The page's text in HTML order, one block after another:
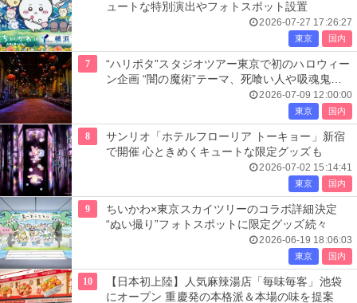
ュートな特別演出やフォトスポット設置
2026-07-27 17:26:27
東京 国内
7
“ハリポタ”スタジオツアー東京で初のハロウィー
ン企画 “闇の魔術”テーマ、死喰い人や吸魂鬼も
2026-07-09 12:00:00
東京 国内
8
サンリオ「ホテルフローリア トーキョー」新宿
で開催 心ときめくキュートな限定グッズも
2026-07-02 15:14:41
東京 国内
9
ちいかわ×東京スカイツリーのコラボ詳細決定
“ぬい撮り”フォトスポットに限定グッズ続々
2026-06-19 18:06:03
東京 国内
10
【日本初上陸】人気麻辣湯店「毎味毎客」池袋
にオープン 重慶発の本格派＆本場の味を提案